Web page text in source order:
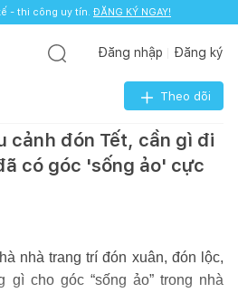
- thi công uy tín. ĐĂNG KÝ NGAY!
Đăng nhập Đăng ký
Theo dõi
cảnh đón Tết, cần gì đi
có góc 'sống ảo' cực
nhà trang trí đón xuân, đón lộc,
cho góc “sống ảo” trong nhà